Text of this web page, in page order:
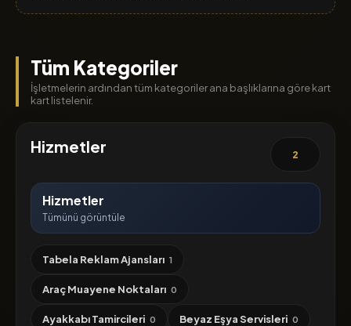
Tüm Kategoriler
İşletmelerin ardından tüm kategoriler ana başlıklarına göre kart
kart listelenir.
Hizmetler 2
Hizmetler
Tümünü görüntüle
Tabela Reklam Ajansları 1
Araç Muayene Noktaları 0
Ayakkabı Tamircileri 0 Beyaz Eşya Servisleri 0